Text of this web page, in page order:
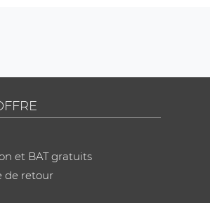
et BAT gratuits
de retour